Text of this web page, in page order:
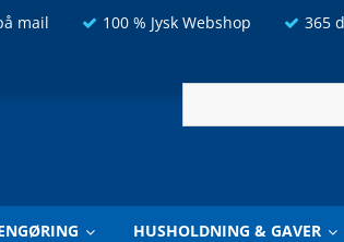
mail 100 % Jysk Webshop 365
HUSHOLDNING & GAVER